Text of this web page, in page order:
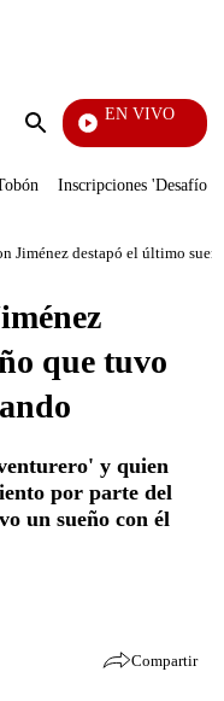
Enviar
EN VIVO
Doble Vía
Inscripciones 'Desafío'
Jiménez destapó el último
que tuvo
y quien
por parte del
un sueño con él
Compartir